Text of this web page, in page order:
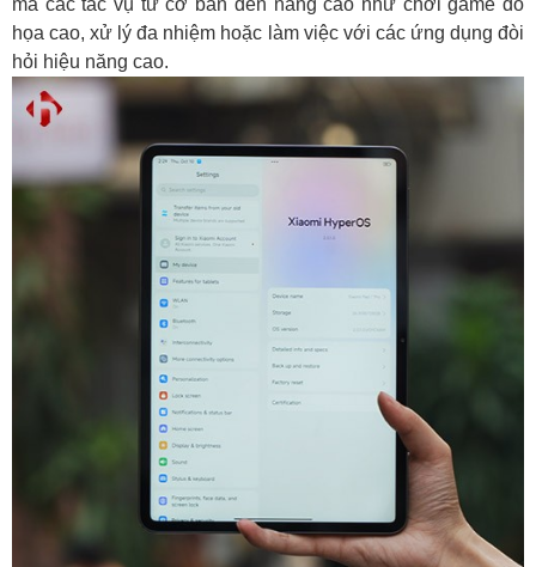
họa cao, xử lý đa nhiệm hoặc làm việc với các ứng dụng đòi
hỏi hiệu năng cao.